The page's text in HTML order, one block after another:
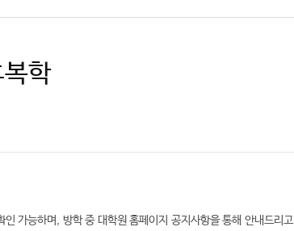
(구술)고사
학 FAQ
상담
자격시험
IRB
학
인 가능하며, 방학 중 대학원 홈페이지 공지사항을 통해 안내드리고